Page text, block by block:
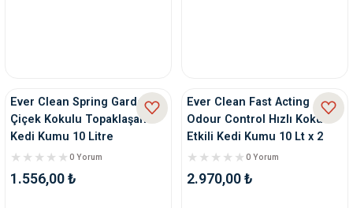
Ever Clean Spring Garden
Çiçek Kokulu Topaklaşan
Kedi Kumu 10 Litre
0 Yorum
1.556,00 ₺
Ever Clean Fast Acting
Odour Control Hızlı Koku
Etkili Kedi Kumu 10 Lt x 2
Adet
0 Yorum
2.970,00 ₺